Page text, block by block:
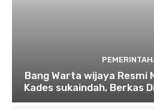
Bang Warta wijaya Resmi
Kades sukaindah, Berkas